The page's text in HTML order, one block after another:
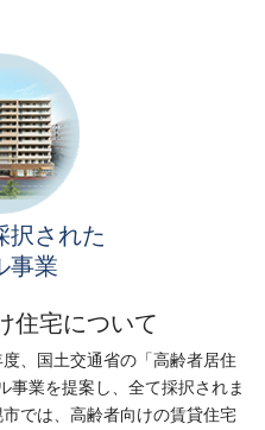
実例、注目の最新情報など、
ラウンジです。
択された
事業
住宅について
、国土交通省の「高齢者居住
事業を提案し、全て採択されま
では、高齢者向けの賃貸住宅